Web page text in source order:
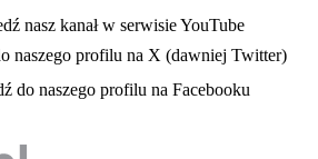
się w nowej karcie
nasz kanał w serwisie YouTube
karcie
naszego profilu na X (dawniej Twitter)
się w nowej karcie
do naszego profilu na Facebooku